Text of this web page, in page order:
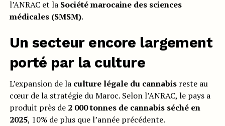
l’ANRAC et la Société marocaine des sciences
médicales (SMSM).
Un secteur encore largement
porté par la culture
L’expansion de la culture légale du cannabisreste au
cœur de la stratégie du Maroc. Selon l’ANRAC, le pays a
produit près de 2 000 tonnes de cannabis séché en
2025, 10% de plus que l’année précédente.